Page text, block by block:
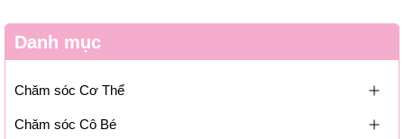
Danh mục
Chăm sóc Cơ Thể
Chăm sóc Cô Bé